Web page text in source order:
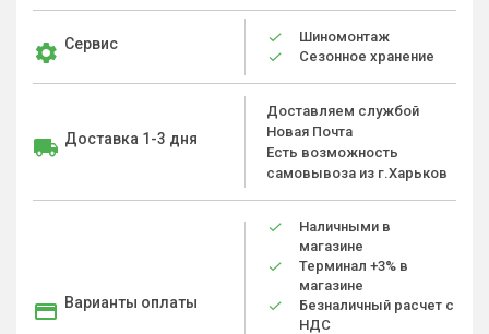
Сервис
Шиномонтаж
Сезонное хранение
Доставка 1-3 дня
Доставляем службой
Новая Почта
Есть возможность
самовывоза из г.Харьков
Варианты оплаты
Наличными в
магазине
Терминал +3% в
магазине
Безналичный расчет с
НДС